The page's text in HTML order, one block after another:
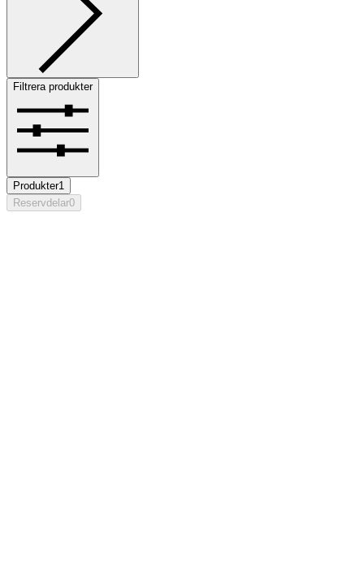
Filtrera produkter
Produkter1
Reservdelar0